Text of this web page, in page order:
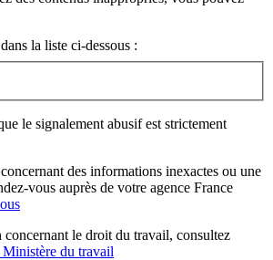
la liste ci-dessous :
le signalement abusif est strictement
des informations inexactes ou une
vous auprès de votre agence France
le droit du travail, consultez
du travail